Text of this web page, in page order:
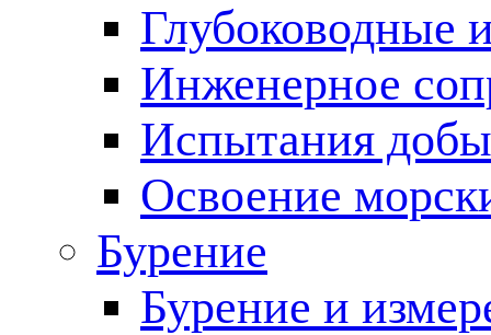
Глубоководные
Инженерное
Испытания
Освоение
Бурение
Бурение и